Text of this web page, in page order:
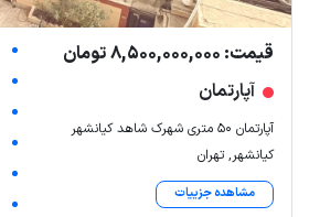
قیمت: 8,500,000,000 تومان
آپارتمان
آپارتمان ۵۰ متری شهرک شاهد کیانشهر
کیانشهر, تهران
مشاهده جزییات